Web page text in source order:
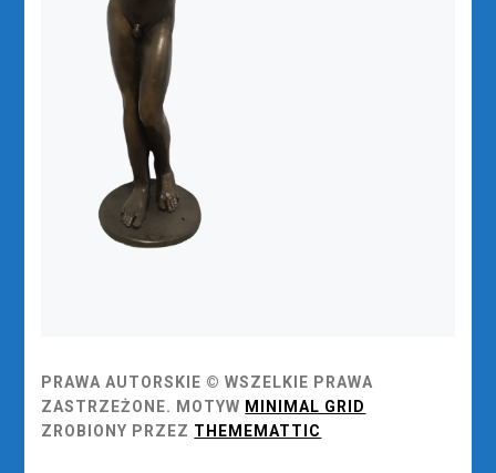
PRAWA AUTORSKIE © WSZELKIE PRAWA
ZASTRZEŻONE. MOTYW MINIMAL GRID
ZROBIONY PRZEZ THEMEMATTIC